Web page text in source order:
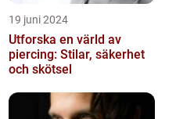
19 juni 2024
Utforska en värld av
piercing: Stilar, säkerhet
och skötsel